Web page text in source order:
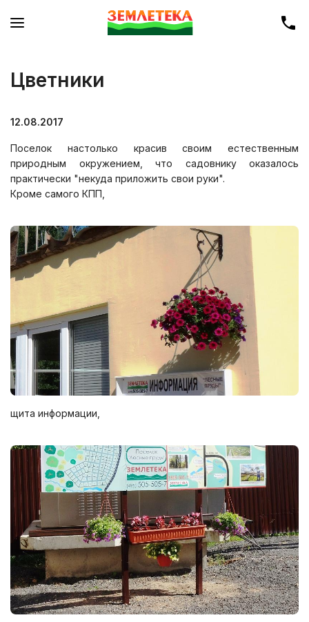
Цветники
12.08.2017
Поселок настолько красив своим естественным
природным окружением, что садовнику оказалось
практически "некуда приложить свои руки".
Кроме самого КПП,
щита информации,